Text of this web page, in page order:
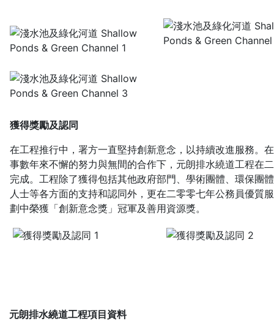
獲得獎勵及認同
在工程推行中 ， 署方一直堅持創新意念，以持續改進服務。在
事數年來不懈的努力與無間的合作下 ， 元朗排水繞道工程在
完成。工程除了獲得包括其他政府部門、學術團體、環保團
人士等各方面的支持和認同外，更在二零零七年公務員優質
劃中榮獲「創新意念獎」冠軍及善用資源獎。
元朗排水繞道工程項目資料